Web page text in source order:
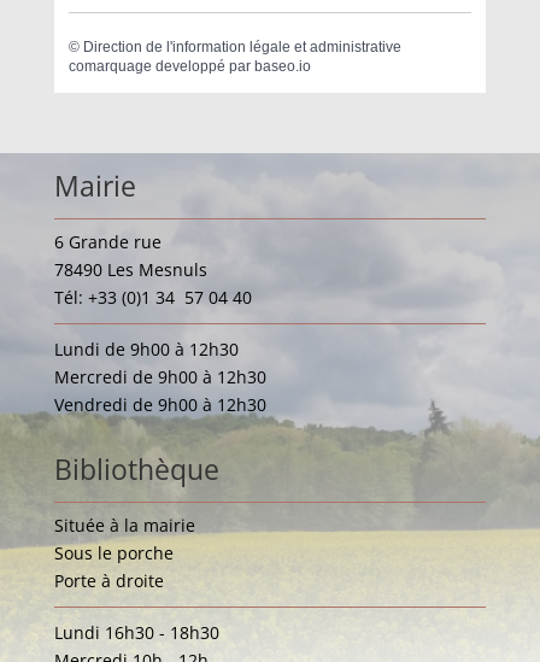
© Direction de l'information légale et administrative
comarquage developpé par baseo.io
Mairie
6 Grande rue
78490 Les Mesnuls
Tél: +33 (0)1 34 57 04 40
Lundi de 9h00 à 12h30
Mercredi de 9h00 à 12h30
Vendredi de 9h00 à 12h30
Bibliothèque
Située à la mairie
Sous le porche
Porte à droite
Lundi 16h30 - 18h30